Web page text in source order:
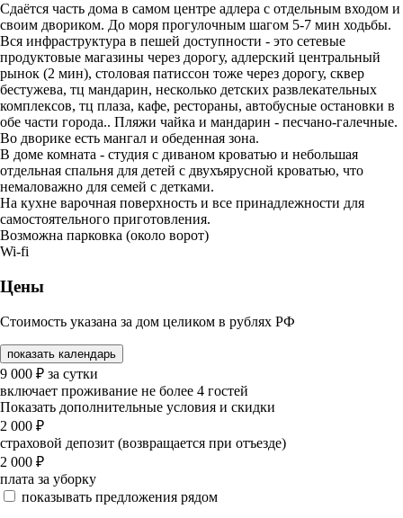
Сдаётся часть дома в самом центре адлера с отдельным входом и
своим двориком. До моря прогулочным шагом 5-7 мин ходьбы.
Вся инфраструктура в пешей доступности - это сетевые
продуктовые магазины через дорогу, адлерский центральный
рынок (2 мин), столовая патиссон тоже через дорогу, сквер
бестужева, тц мандарин, несколько детских развлекательных
комплексов, тц плаза, кафе, рестораны, автобусные остановки в
обе части города.. Пляжи чайка и мандарин - песчано-галечные.
Во дворике есть мангал и обеденная зона.
В доме комната - студия с диваном кроватью и небольшая
отдельная спальня для детей с двухъярусной кроватью, что
немаловажно для семей с детками.
На кухне варочная поверхность и все принадлежности для
самостоятельного приготовления.
Возможна парковка (около ворот)
Wi-fi
Цены
Стоимость указана за дом целиком в рублях РФ
показать календарь
9 000 ₽ за сутки
включает проживание не более 4 гостей
Показать дополнительные условия и скидки
2 000 ₽
страховой депозит (возвращается при отъезде)
2 000 ₽
плата за уборку
показывать предложения рядом